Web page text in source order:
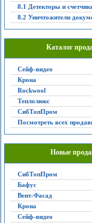
8.1 Детекторы и
8.2 Уничтожители
Каталог
Сейф-видео
Крона
Rockwool
Теплолюкс
СибТопПром
Посмотреть всех
Новые
СибТопПром
Бафус
Вент-Фасад
Крона
Сейф-видео